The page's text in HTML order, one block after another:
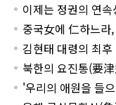
이제는 정권의 연
중국女에 仁하느라
김현태 대령의 최
북한의 요진통(要
'우리의 애원을 들